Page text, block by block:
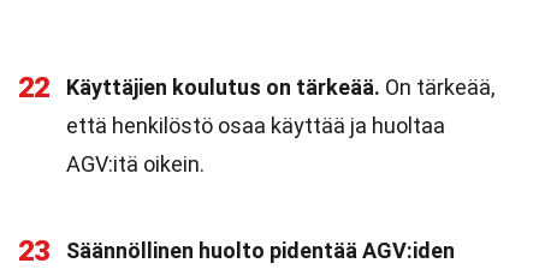
22 Käyttäjien koulutus on tärkeää. On tärkeää,
että henkilöstö osaa käyttää ja huoltaa
AGV:itä oikein.
23
Säännöllinen huolto pidentää AGV:iden